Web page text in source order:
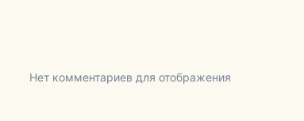
Нет комментариев для отображения